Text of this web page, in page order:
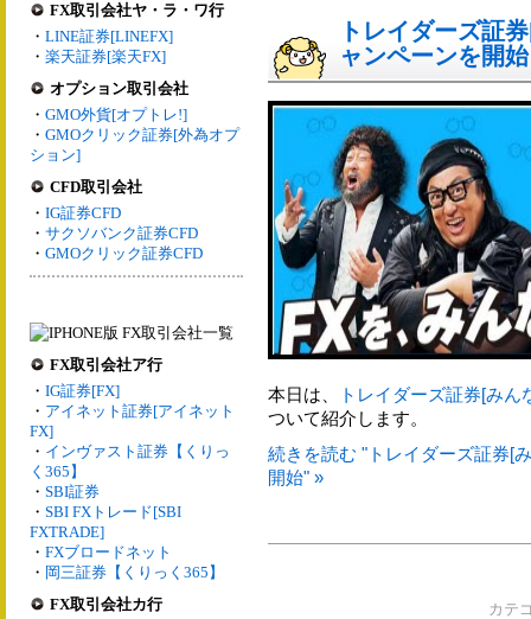
FX取引会社ヤ・ラ・ワ行
・ LINE証券[LINEFX]
・ 楽天証券[楽天FX]
オプション取引会社
・ GMO外貨[オプトレ!]
・ GMOクリック証券[外為オプ
ション]
CFD取引会社
・ IG証券CFD
・ サクソバンク証券CFD
・ GMOクリック証券CFD
FX取引会社ア行
・ IG証券[FX]
・ アイネット証券[アイネット
FX]
・ インヴァスト証券【くりっ
く365】
・ SBI証券
・ SBI FXトレード[SBI
FXTRADE]
・ FXブロードネット
・ 岡三証券【くりっく365】
FX取引会社カ行
トレイダーズ証
ャンペーンを開始
本日は、
トレイダーズ証券[みん
ついて紹介します。
続きを読む "トレイダーズ証券[
開始" »
カテ